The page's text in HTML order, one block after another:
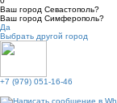
Ваш город Севастополь?
Ваш город Симферополь?
Да
Выбрать другой город
+7 (979) 051-16-46